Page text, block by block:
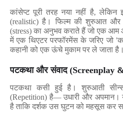
कांसेप्ट पूरी तरह नया नहीं है, लेकिन
(realistic)है। फिल्म की शुरुआत और
(stress) का अनुभव कराते हैं जो एक आम
में एक थिएटर परफॉरमेंस के जरिए जो '
कहानी को एक ऊंचे मुकाम पर ले जाता है।
पटकथा और संवाद (Screenplay
पटकथा कसी हुई है। शुरुआती
(Repetition) है— उधारी और अपमान।
है ताकि दर्शक उस घुटन को महसूस कर